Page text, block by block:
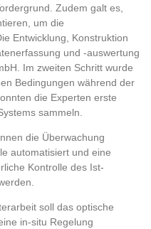
Zudem galt es,
um die
Entwicklung, Konstruktion
und -auswertung
Im zweiten Schritt wurde
Bedingungen während der
die Experten erste
sammeln.
die Überwachung
automatisiert und eine
Kontrolle des Ist-
soll das optische
in-situ Regelung